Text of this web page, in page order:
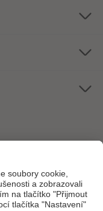
nebo objednávek,
[Po - Pá: 8:30 - 17:00 h]